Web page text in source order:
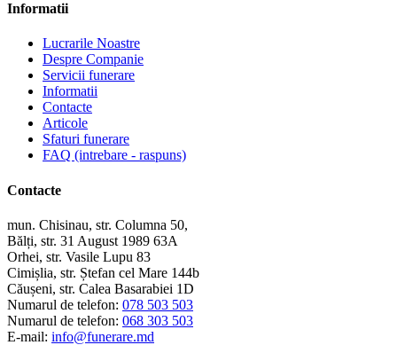
Informatii
Lucrarile Noastre
Despre Companie
Servicii funerare
Informatii
Contacte
Articole
Sfaturi funerare
FAQ (intrebare - raspuns)
Contacte
mun. Chisinau, str. Columna 50,
Bălți, str. 31 August 1989 63A
Orhei, str. Vasile Lupu 83
Cimișlia, str. Ștefan cel Mare 144b
Căușeni, str. Calea Basarabiei 1D
Numarul de telefon: 078 503 503
Numarul de telefon: 068 303 503
E-mail: info@funerare.md